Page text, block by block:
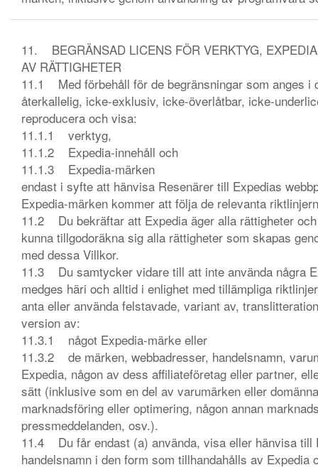
11. BEGRÄNSAD LICENS FÖR VERKTYG,
AV RÄTTIGHETER
11.1 Med förbehåll för de begränsningar som anges i
återkallelig, icke-exklusiv, icke-överlåtbar, icke-
reproducera och visa:
11.1.1 verktyg,
11.1.2 Expedia-innehåll och
11.1.3 Expedia-märken
endast i syfte att hänvisa Resenärer till Expedias
Expedia-märken kommer att följa de relevanta
11.2 Du bekräftar att Expedia äger alla rättigheter
kunna tillgodoräkna sig alla rättigheter som skapas
med dessa Villkor.
11.3 Du samtycker vidare till att inte använda några
medges häri och alltid i enlighet med tillämpliga
anta eller använda felstavade, variant av,
version av:
11.3.1 något Expedia-märke eller
11.3.2 de märken, webbadresser, handelsnamn,
Expedia, någon av dess affiliateföretag eller partner,
sätt (inklusive som en del av varumärken eller
marknadsföring eller optimering, någon annan
pressmeddelanden, osv.).
11.4 Du får endast (a) använda, visa eller hänvisa till
handelsnamn i den form som tillhandahålls av